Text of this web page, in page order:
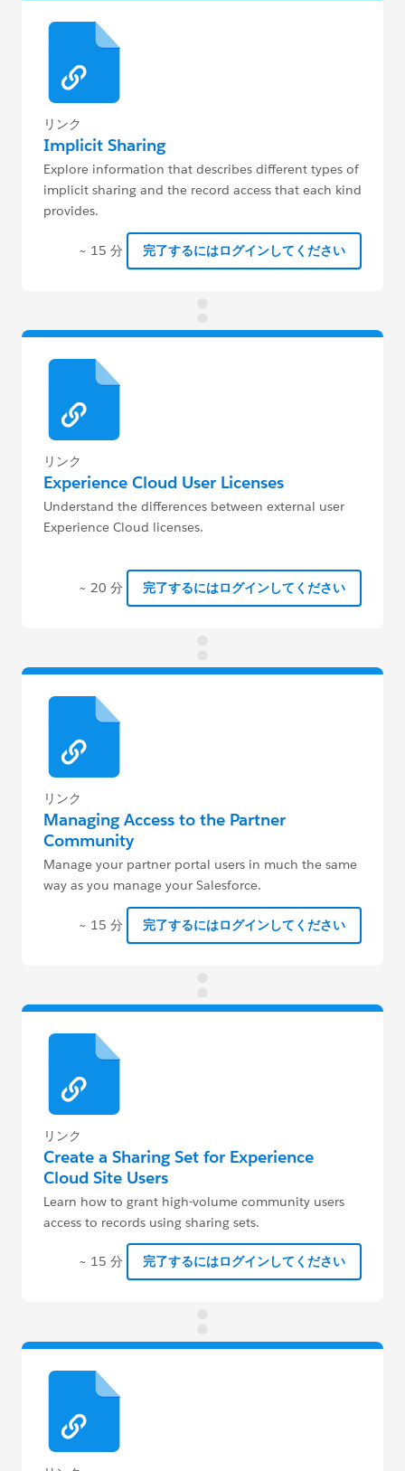
リンク
Implicit Sharing
Explore information that describes different types of
implicit sharing and the record access that each kind
provides.
~ 15 分 完了するにはログインしてください
リンク
Experience Cloud User Licenses
Understand the differences between external user
Experience Cloud licenses.
~ 20 分 完了するにはログインしてください
リンク
Managing Access to the Partner
Community
Manage your partner portal users in much the same
way as you manage your Salesforce.
~ 15 分 完了するにはログインしてください
リンク
Create a Sharing Set for Experience
Cloud Site Users
Learn how to grant high-volume community users
access to records using sharing sets.
~ 15 分 完了するにはログインしてください